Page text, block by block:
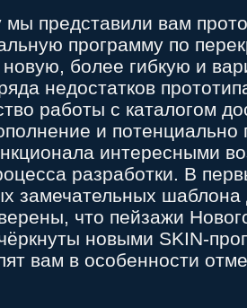
представили вам
программу по
более гибкую и
недостатков
работы с каталогом
и потенциально
интересными
разработки. В
замечательных шаблона
что пейзажи
новыми SKIN-
вам в особенности